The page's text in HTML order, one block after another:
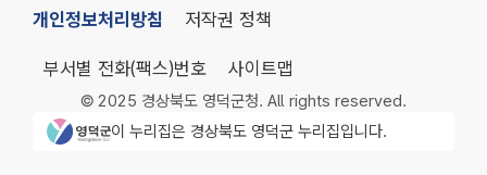
개인정보처리방침 저작권 정책
부서별 전화(팩스)번호 사이트맵
© 2025 경상북도 영덕군청. All rights reserved.
영덕군청 로고이 누리집은 경상북도 영덕군 누리집입니다.